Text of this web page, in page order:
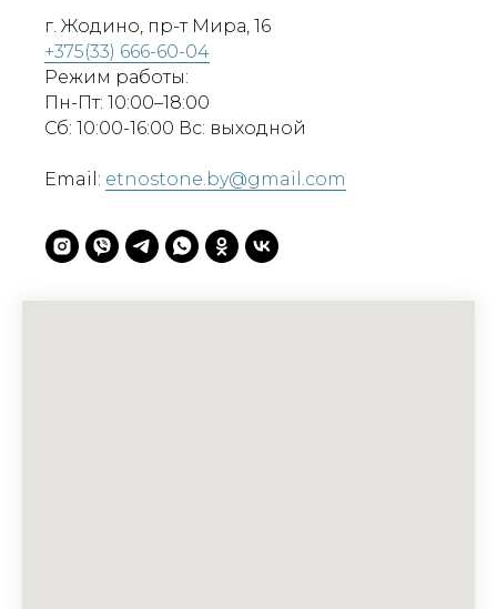
г. Жодино, пр-т Мира, 16
+375(33) 666-60-04
Режим работы:
Пн-Пт: 10:00–18:00
Сб: 10:00-16:00 Вс: выходной
Email: etnostone.by@gmail.com